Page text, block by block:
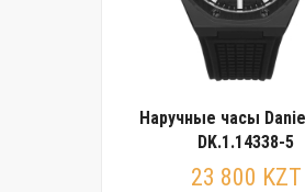
Наручные часы
DK.1.14338-5
23 800 KZT